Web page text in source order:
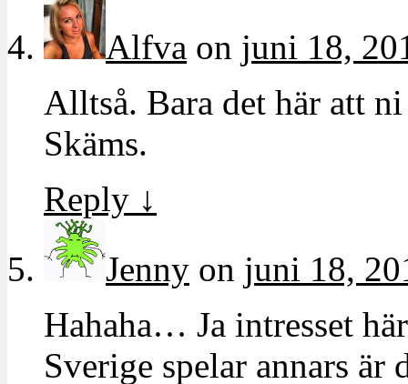
Alfva on juni 18,
Alltså. Bara det här att
Skäms.
Reply ↓
Jenny on juni 18,
Hahaha… Ja intresset
Sverige spelar annars